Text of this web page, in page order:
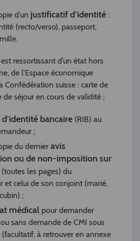
d’un justificatif d’identité :
(recto/verso), passeport,
ressortissant d’un état hors
de l’Espace économique
Confédération suisse : carte de
de séjour en cours de validité ;
bancaire (RIB) au
;
du dernier avis
ou de non-imposition sur
(toutes les pages) du
et celui de son conjoint (marié,
;
médical pour demander
ou sans demande de CMI sous
(facultatif, à retrouver en annexe